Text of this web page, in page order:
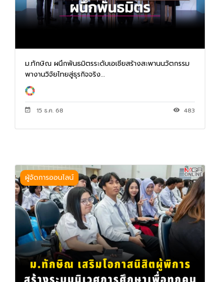
ม.ทักษิณ ผนึกพันธมิตรระดับเอเชียสร้างสะพานนวัตกรรม
พางานวิจัยไทยสู่ธุรกิจจริง...
15 ธ.ค. 68 483
ผู้จัดการออนไลน์